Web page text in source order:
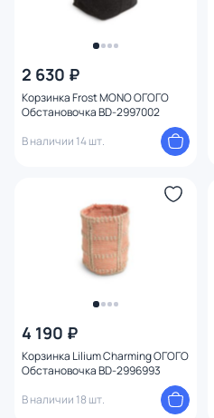
2 630 ₽
Корзинка Frost MONO ОГОГО
Обстановочка BD-2997002
В наличии 14 шт.
4 190 ₽
Корзинка Lilium Charming ОГОГО
Обстановочка BD-2996993
В наличии 18 шт.